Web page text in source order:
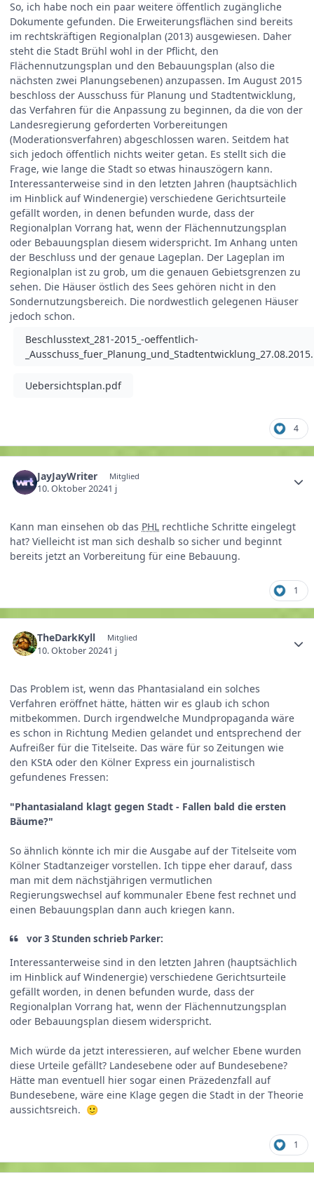
So, ich habe noch ein paar weitere öffentlich zugängliche
Dokumente gefunden. Die Erweiterungsflächen sind bereits
im rechtskräftigen Regionalplan (2013) ausgewiesen. Daher
steht die Stadt Brühl wohl in der Pflicht, den
Flächennutzungsplan und den Bebauungsplan (also die
nächsten zwei Planungsebenen) anzupassen. Im August 2015
beschloss der Ausschuss für Planung und Stadtentwicklung,
das Verfahren für die Anpassung zu beginnen, da die von der
Landesregierung geforderten Vorbereitungen
(Moderationsverfahren) abgeschlossen waren. Seitdem hat
sich jedoch öffentlich nichts weiter getan. Es stellt sich die
Frage, wie lange die Stadt so etwas hinauszögern kann.
Interessanterweise sind in den letzten Jahren (hauptsächlich
im Hinblick auf Windenergie) verschiedene Gerichtsurteile
gefällt worden, in denen befunden wurde, dass der
Regionalplan Vorrang hat, wenn der Flächennutzungsplan
oder Bebauungsplan diesem widerspricht. Im Anhang unten
der Beschluss und der genaue Lageplan. Der Lageplan im
Regionalplan ist zu grob, um die genauen Gebietsgrenzen zu
sehen. Die Häuser östlich des Sees gehören nicht in den
Sondernutzungsbereich. Die nordwestlich gelegenen Häuser
jedoch schon.
Beschlusstext_281-2015_-oeffentlich-
Uebersichtsplan.pdf
4
JayJayWriter Mitglied
10. Oktober 20241 j
Kann man einsehen ob das PHL rechtliche Schritte eingelegt
hat? Vielleicht ist man sich deshalb so sicher und beginnt
bereits jetzt an Vorbereitung für eine Bebauung.
1
TheDarkKyll Mitglied
10. Oktober 20241 j
Das Problem ist, wenn das Phantasialand ein solches
Verfahren eröffnet hätte, hätten wir es glaub ich schon
mitbekommen. Durch irgendwelche Mundpropaganda wäre
es schon in Richtung Medien gelandet und entsprechend der
Aufreißer für die Titelseite. Das wäre für so Zeitungen wie
den KStA oder den Kölner Express ein journalistisch
gefundenes Fressen:
"Phantasialand klagt gegen Stadt - Fallen bald die ersten
Bäume?"
So ähnlich könnte ich mir die Ausgabe auf der Titelseite vom
Kölner Stadtanzeiger vorstellen. Ich tippe eher darauf, dass
man mit dem nächstjährigen vermutlichen
Regierungswechsel auf kommunaler Ebene fest rechnet und
einen Bebauungsplan dann auch kriegen kann.
vor 3 Stunden schrieb Parker:
Interessanterweise sind in den letzten Jahren (hauptsächlich
im Hinblick auf Windenergie) verschiedene Gerichtsurteile
gefällt worden, in denen befunden wurde, dass der
Regionalplan Vorrang hat, wenn der Flächennutzungsplan
oder Bebauungsplan diesem widerspricht.
Mich würde da jetzt interessieren, auf welcher Ebene wurden
diese Urteile gefällt? Landesebene oder auf Bundesebene?
Hätte man eventuell hier sogar einen Präzedenzfall auf
Bundesebene, wäre eine Klage gegen die Stadt in der Theorie
aussichtsreich.
🙂
1